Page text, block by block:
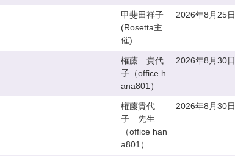
甲斐田祥子
(Rosetta主
催)
2026年8月25日
権藤 貴代
子（office h
ana801）
2026年8月30日
権藤貴代
子 先生
（office han
a801）
2026年8月30日